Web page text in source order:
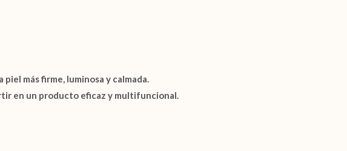
piel más firme, luminosa y calmada.
en un producto eficaz y multifuncional.